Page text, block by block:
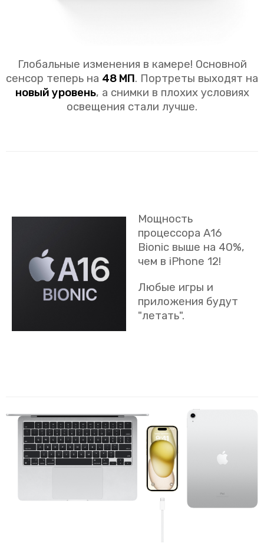
Глобальные изменения в камере! Основной
сенсор теперь на 48 МП. Портреты выходят на
новый уровень, а снимки в плохих условиях
освещения стали лучше.
Мощность
процессора A16
Bionic выше на 40%,
чем в iPhone 12!
Любые игры и
приложения будут
"летать".